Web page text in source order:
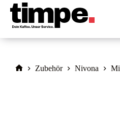
Inhalt
springen
Zubehör Nivona